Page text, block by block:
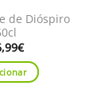
aos
favoritos
de Dióspiro
€